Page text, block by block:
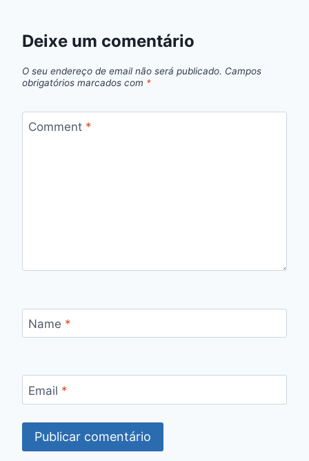
Deixe um comentário
O seu endereço de email não será publicado. Campos
obrigatórios marcados com *
Comment *
Name *
Email *